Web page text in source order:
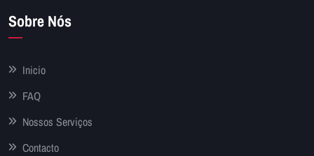
Sobre Nós
Inicio
FAQ
Nossos Serviços
Contacto